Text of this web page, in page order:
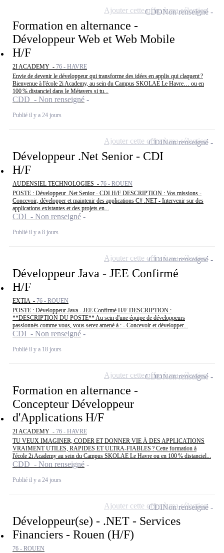
Formation en alternance -
Développeur Web et Web Mobile
H/F
2I ACADEMY - 76 - HAVRE
Envie de devenir le développeur qui transforme des idées en applis qui claquent ?
Bienvenue à l'école 2i Academy, au sein du Campus SKOLAE Le Havre… ou en
100 % distanciel dans le Métavers si tu...
CDD - Non renseigné
Publié il y a 24 jours
CDDNon renseigné
Ajouter cette offre à ma sélection
Développeur .Net Senior - CDI
H/F
AUDENSIEL TECHNOLOGIES - 76 - ROUEN
POSTE : Développeur .Net Senior - CDI H/F DESCRIPTION : Vos missions -
Concevoir, développer et maintenir des applications C# .NET - Intervenir sur des
applications existantes et des projets en...
CDI - Non renseigné
Publié il y a 8 jours
CDINon renseigné
Ajouter cette offre à ma sélection
Développeur Java - JEE Confirmé
H/F
EXTIA - 76 - ROUEN
POSTE : Développeur Java - JEE Confirmé H/F DESCRIPTION :
**DESCRIPTION DU POSTE** Au sein d'une équipe de développeurs
passionnés comme vous, vous serez amené à : - Concevoir et développer...
CDI - Non renseigné
Publié il y a 18 jours
CDINon renseigné
Ajouter cette offre à ma sélection
Formation en alternance -
Concepteur Développeur
d'Applications H/F
2I ACADEMY - 76 - HAVRE
TU VEUX IMAGINER, CODER ET DONNER VIE À DES APPLICATIONS
VRAIMENT UTILES, RAPIDES ET ULTRA‑FIABLES ? Cette formation à
l'école 2i Academy au sein du Campus SKOLAE Le Havre ou en 100 % distanciel...
CDD - Non renseigné
Publié il y a 24 jours
CDDNon renseigné
Ajouter cette offre à ma sélection
Développeur(se) - .NET - Services
Financiers - Rouen (H/F)
76 - ROUEN
CDINon renseigné
Ajouter cette offre à ma sélection